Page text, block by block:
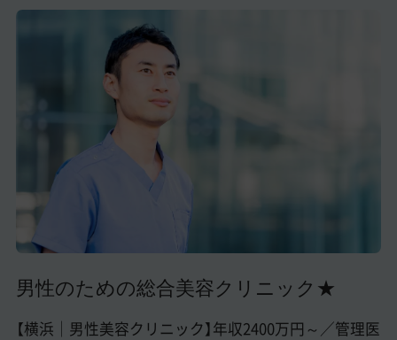
美容医療医師の転職お役立ちコンテンツ
美容クリニック見学・研修情報
美容外科・美容皮膚科の医師転職体験談
美容クリニックインタビュー
美容医療辞典
よくあるご質問
医師採用ご担当者様・その他問い合わせ
男性のための総合美容クリニック★
【横浜｜男性美容クリニック】年収2400万円～／管理医